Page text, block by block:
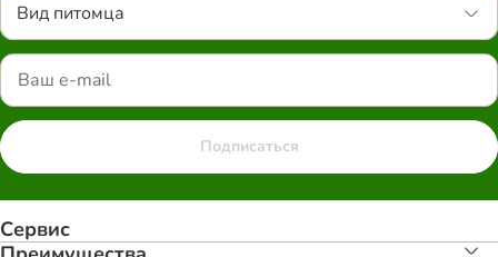
Вид питомца
Подписаться
Сервис